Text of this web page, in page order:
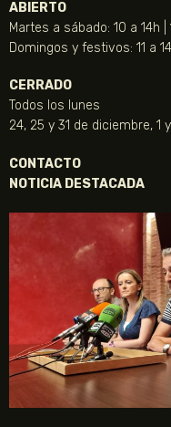
ABIERTO
Martes a sábado: 10 a 14h |
Domingos y festivos: 11 a
CERRADO
Todos los lunes
24, 25 y 31 de diciembre, 1
CONTACTO
NOTICIA DESTACADA